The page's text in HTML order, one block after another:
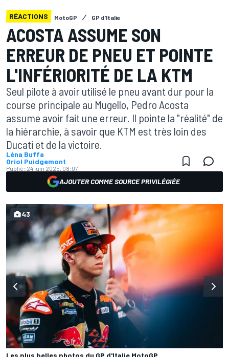
RÉACTIONS MotoGP GP d'Italie
ACOSTA ASSUME SON
ERREUR DE PNEU ET POINTE
L'INFÉRIORITÉ DE LA KTM
Seul pilote à avoir utilisé le pneu avant dur pour la
course principale au Mugello, Pedro Acosta
assume avoir fait une erreur. Il pointe la "réalité" de
la hiérarchie, à savoir que KTM est très loin des
Ducati et de la victoire.
Léna Buffa
Oriol Puidgemont
Publié: 24 juin 2025, 08:07
AJOUTER COMME SOURCE PRIVILÉGIÉE
43